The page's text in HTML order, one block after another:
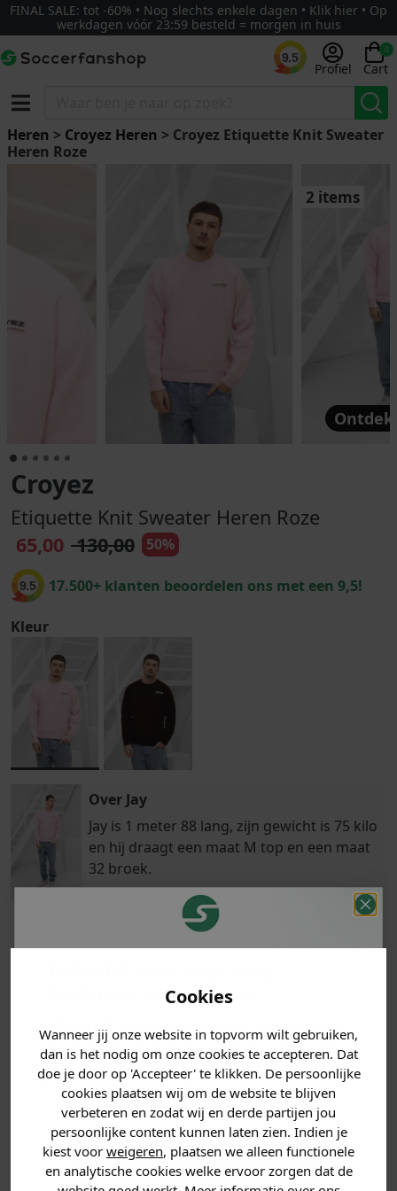
Cookies
Wanneer jij onze website in topvorm wilt gebruiken,
dan is het nodig om onze cookies te accepteren. Dat
doe je door op 'Accepteer' te klikken. De persoonlijke
cookies plaatsen wij om de website te blijven
verbeteren en zodat wij en derde partijen jou
persoonlijke content kunnen laten zien. Indien je
kiest voor weigeren, plaatsen we alleen functionele
en analytische cookies welke ervoor zorgen dat de
FINAL SALE: tot -60% • Nog slechts enkele dagen • Klik hier • Op
werkdagen vóór 23:59 besteld = morgen in huis
9.5
Profiel
0
Cart
Heren > Croyez Heren > Croyez Etiquette Knit Sweater
Heren Roze
2 items
Croyez
Etiquette Knit Sweater Heren Roze
65,00 130,00 50%
9.5 17.500+ klanten beoordelen ons met een 9,5!
Kleur
Over Jay
Jay is 1 meter 88 lang, zijn gewicht is 75 kilo
en hij draagt een maat M top en een maat
32 broek.
is morgen in huis!*
PRODUCTINFORMATIE
MATERIAAL & WASVOORSCHRIFT
ANDERE BESTELDEN OOK
korting ontvangen!
Vertel ons waar je naar op
zoek bent en claim direct
jouwkorting.
Heren kleding